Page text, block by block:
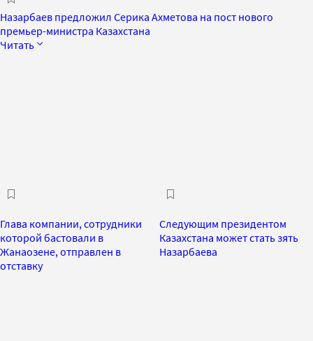
Назарбаев предложил Серика Ахметова на пост нового
премьер-министра Казахстана
Читать
Глава компании, сотрудники
которой бастовали в
Жанаозене, отправлен в
отставку
Следующим президентом
Казахстана может стать зять
Назарбаева